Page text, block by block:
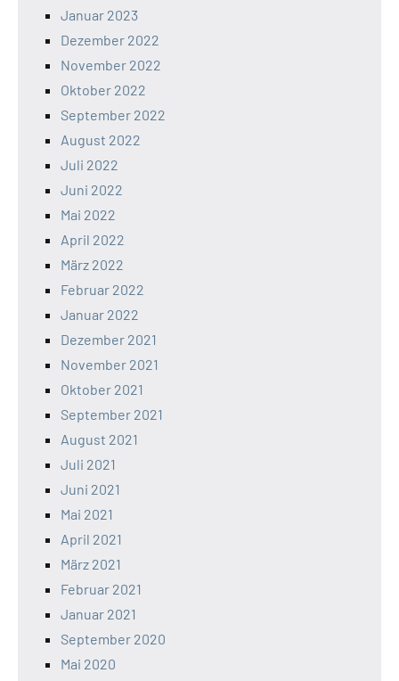
Januar 2023
Dezember 2022
November 2022
Oktober 2022
September 2022
August 2022
Juli 2022
Juni 2022
Mai 2022
April 2022
März 2022
Februar 2022
Januar 2022
Dezember 2021
November 2021
Oktober 2021
September 2021
August 2021
Juli 2021
Juni 2021
Mai 2021
April 2021
März 2021
Februar 2021
Januar 2021
September 2020
Mai 2020